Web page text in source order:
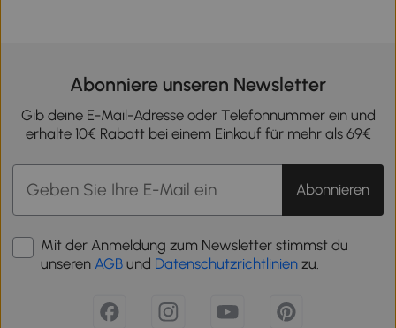
Abonniere unseren Newsletter
Gib deine E-Mail-Adresse oder Telefonnummer ein und
erhalte 10€ Rabatt bei einem Einkauf für mehr als 69€
Abonnieren
Mit der Anmeldung zum Newsletter stimmst du
unseren AGB und Datenschutzrichtlinien zu.